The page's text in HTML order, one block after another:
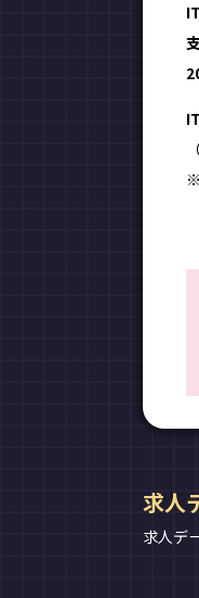
求人
求人デ